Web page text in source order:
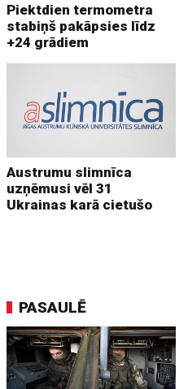
Piektdien termometra
stabiņš pakāpsies līdz
+24 grādiem
Austrumu slimnīca
uzņēmusi vēl 31
Ukrainas karā cietušo
PASAULĒ